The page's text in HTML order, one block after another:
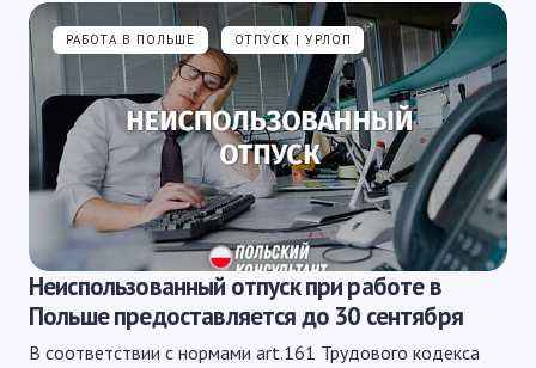
РАБОТА В ПОЛЬШЕ ОТПУСК | УРЛОП
Неиспользованный отпуск при работе в
Польше предоставляется до 30 сентября
В соответствии с нормами art.161 Трудового кодекса